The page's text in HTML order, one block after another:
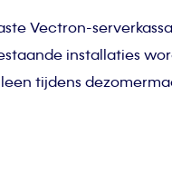
Vectron-
installaties
tijdens